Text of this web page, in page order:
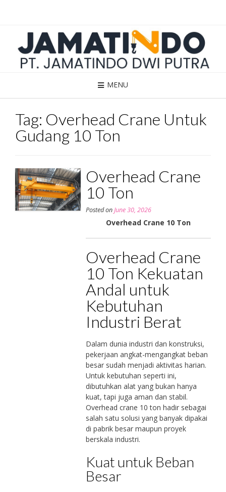
MENU
Tag: Overhead Crane Untuk
Gudang 10 Ton
Overhead Crane
10 Ton
Posted onJune 30, 2026
Overhead Crane 10 Ton
Overhead Crane
10 Ton Kekuatan
Andal untuk
Kebutuhan
Industri Berat
Dalam dunia industri dan konstruksi,
pekerjaan angkat-mengangkat beban
besar sudah menjadi aktivitas harian.
Untuk kebutuhan seperti ini,
dibutuhkan alat yang bukan hanya
kuat, tapi juga aman dan stabil.
Overhead crane 10 ton hadir sebagai
salah satu solusi yang banyak dipakai
di pabrik besar maupun proyek
berskala industri.
Kuat untuk Beban
Besar